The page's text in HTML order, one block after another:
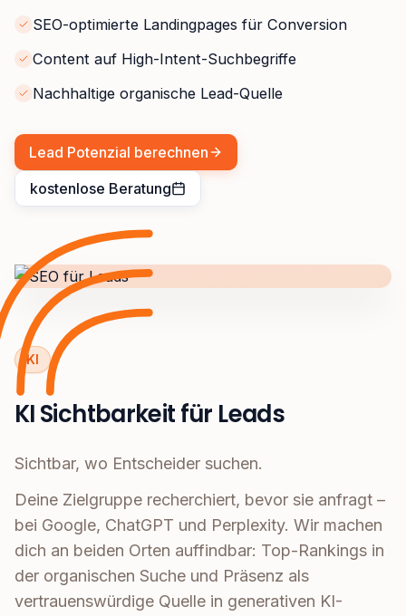
SEO-optimierte Landingpages für Conversion
Content auf High-Intent-Suchbegriffe
Nachhaltige organische Lead-Quelle
Lead Potenzial berechnen
kostenlose Beratung
KI
KI Sichtbarkeit für Leads
Sichtbar, wo Entscheider suchen.
Deine Zielgruppe recherchiert, bevor sie anfragt –
bei Google, ChatGPT und Perplexity. Wir machen
dich an beiden Orten auffindbar: Top-Rankings in
der organischen Suche und Präsenz als
vertrauenswürdige Quelle in generativen KI-